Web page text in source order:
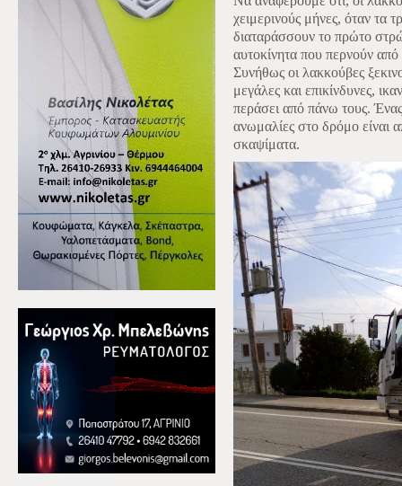
χειμερινούς μήνες, όταν τα
διαταράσσουν το πρώτο
αυτοκίνητα που περνούν
Συνήθως οι λακκούβες
μεγάλες και επικίνδυνες,
περάσει από πάνω τους.
ανωμαλίες στο δρόμο είναι
σκαψίματα.